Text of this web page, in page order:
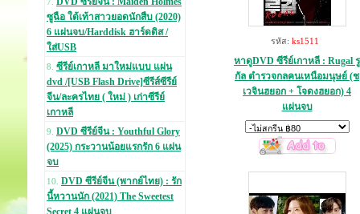
7.
ซูฉือ ใต้เท้าสาวยอดนักสืบ (2020)
6 แผ่นจบ/Harddisk ฮาร์ดดิส /
ใส่USB
8. ซีรีย์เกาหลี มาใหม่แบบ แผ่น
dvd /[USB Flash Drive]ซีรีส์ซีรีย์
จีน/ละครไทย ( ใหม่ ) เก่าซีรีย์
เกาหลี
9. DVD ซีรีย์จีน : Youthful Glory
(2025) กระวานน้อยแรกรัก 6 แผ่น
จบ
10. DVD ซีรีย์จีน (พากย์ไทย) : รัก
นี้หวานนัก (2021) The Sweetest
รหัส: ks1511
หาดูDVD ซีรีย์เกาหลี : Rugal รู
กัล ตำรวจกลคนเหนือมนุษย์ (ช
เวจินฮยอก + โจดงฮยอก) 4
แผ่นจบ